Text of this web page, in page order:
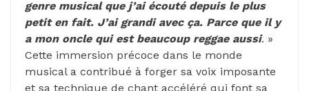
genre musical que j’ai écouté depuis le plus
petit en fait. J’ai grandi avec ça. Parce que il y
a mon oncle qui est beaucoup reggae aussi. »
Cette immersion précoce dans le monde
musical a contribué à forger sa voix imposante
et sa technique de chant accéléré qui font sa